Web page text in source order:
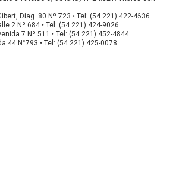
Diag. 80 Nº 723 • Tel: (54 221) 422-4636
2 Nº 684 • Tel: (54 221) 424-9026
7 Nº 511 • Tel: (54 221) 452-4844
44 N°793 • Tel: (54 221) 425-0078